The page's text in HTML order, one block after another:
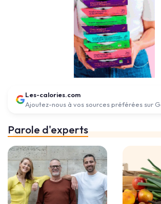
Les-calories.com
Ajoutez-nous à vos sources préférées sur
Parole d'experts